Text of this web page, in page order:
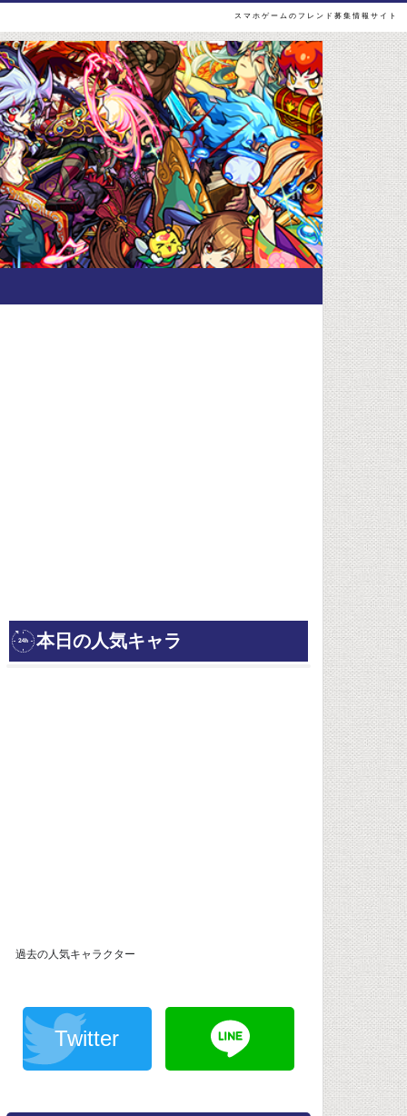
スマホゲームのフレンド募集情報サイト
過去の人気キャラクター
Twitter